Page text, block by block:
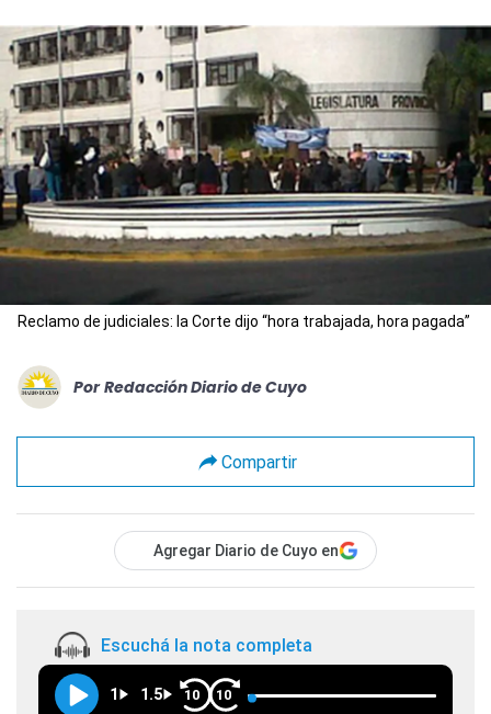
Reclamo de judiciales: la Corte dijo “hora trabajada, hora pagada”
Por Redacción Diario de Cuyo
Compartir
Agregar Diario de Cuyo en
Escuchá la nota completa
1 1.5 10 10